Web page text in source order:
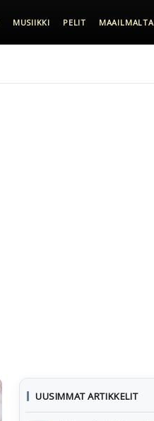
MUSIIKKI PELIT MAAILMALTA
UUSIMMAT ARTIKKELIT